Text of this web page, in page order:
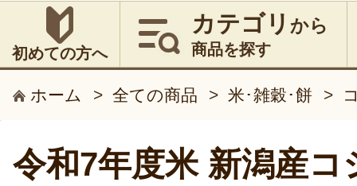
初めての方へ
カテゴリ から
商品を探す
ホーム > 全ての商品 > 米･雑穀･餅 >
令和7年度米 新潟産コ